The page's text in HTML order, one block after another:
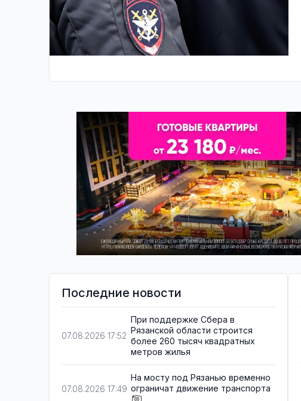
Последние новости
07.08.2026 17:52
При поддержке Сбера в
Рязанской области строится
более 260 тысяч квадратных
метров жилья
07.08.2026 17:49
На мосту под Рязанью временно
ограничат движение транспорта